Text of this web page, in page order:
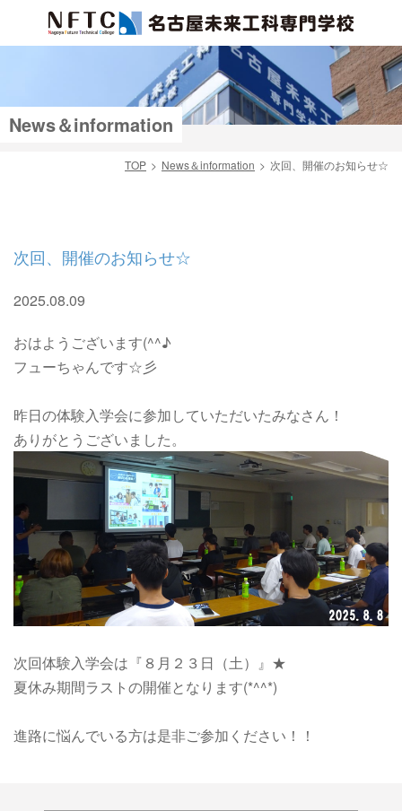
News＆information
TOP News＆information 次回、開催のお知らせ☆
次回、開催のお知らせ☆
2025.08.09
おはようございます(^^♪
フューちゃんです☆彡
昨日の体験入学会に参加していただいたみなさん！
ありがとうございました。
次回体験入学会は 『８月２３日（土）』★
夏休み期間ラストの開催となります(*^^*)
進路に悩んでいる方は是非ご参加ください！！